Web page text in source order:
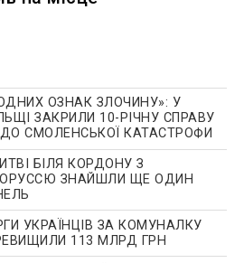
ОЗНАК ЗЛОЧИНУ»: У
ЗАКРИЛИ 10-РІЧНУ СПРАВУ
СМОЛЕНСЬКОЇ КАТАСТРОФИ
БІЛЯ КОРДОНУ З
ЗНАЙШЛИ ЩЕ ОДИН
УКРАЇНЦІВ ЗА КОМУНАЛКУ
113 МЛРД ГРН